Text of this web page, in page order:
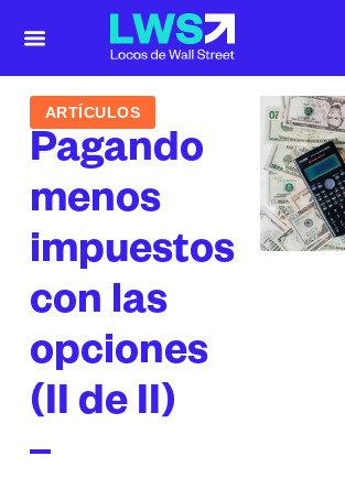
ARTÍCULOS
Pagando
menos
impuestos
con las
opciones
(II de II)